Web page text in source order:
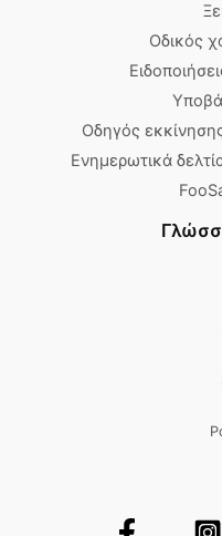
Οδικός
Οδηγός
Ενημερωτικά